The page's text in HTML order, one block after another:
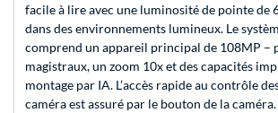
facile à lire avec une luminosité de pointe de
dans des environnements lumineux. Le
comprend un appareil principal de 108MP –
magistraux, un zoom 10x et des capacités
montage par IA. L’accès rapide au contrôle
caméra est assuré par le bouton de la